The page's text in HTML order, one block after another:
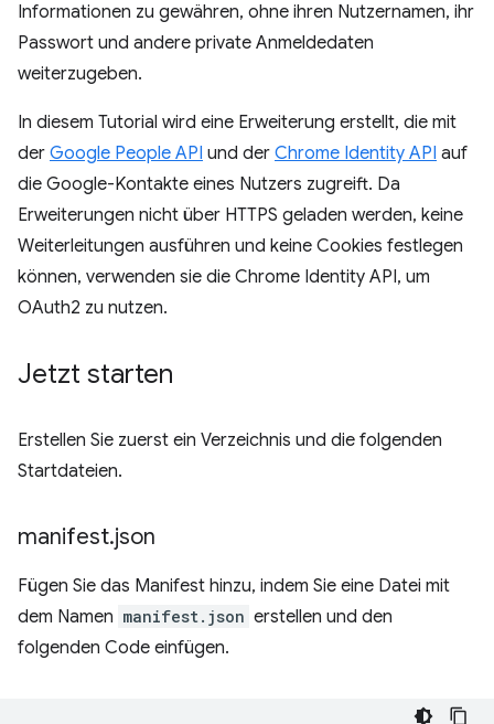
Informationen zu gewähren, ohne ihren Nutzernamen, ihr
Passwort und andere private Anmeldedaten
weiterzugeben.
In diesem Tutorial wird eine Erweiterung erstellt, die mit
der Google People API und der Chrome Identity API auf
die Google-Kontakte eines Nutzers zugreift. Da
Erweiterungen nicht über HTTPS geladen werden, keine
Weiterleitungen ausführen und keine Cookies festlegen
können, verwenden sie die Chrome Identity API, um
OAuth2 zu nutzen.
Jetzt starten
Erstellen Sie zuerst ein Verzeichnis und die folgenden
Startdateien.
manifest.json
Fügen Sie das Manifest hinzu, indem Sie eine Datei mit
dem Namen manifest.json erstellen und den
folgenden Code einfügen.